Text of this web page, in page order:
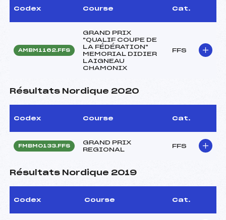
Codex Course Cat.
AMBM1162.FFS
GRAND PRIX
"QUALIF COUPE DE
LA FÉDÉRATION"
MEMORIAL DIDIER
LAIGNEAU
CHAMONIX
FFS
Résultats Nordique 2020
Codex Course Cat.
FMBM0133.FFS
GRAND PRIX
REGIONAL
FFS
Résultats Nordique 2019
Codex Course Cat.